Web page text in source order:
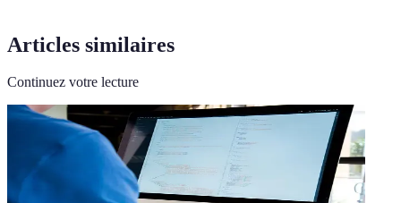
Articles similaires
Continuez votre lecture